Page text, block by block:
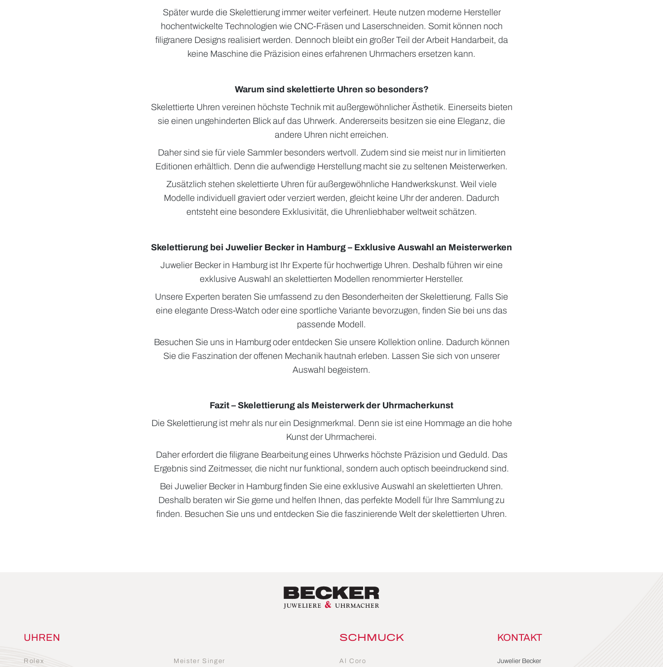
Später wurde die Skelettierung immer weiter verfeinert. Heute nutzen moderne Hersteller
hochentwickelte Technologien wie CNC-Fräsen und Laserschneiden. Somit können noch
filigranere Designs realisiert werden. Dennoch bleibt ein großer Teil der Arbeit Handarbeit, da
keine Maschine die Präzision eines erfahrenen Uhrmachers ersetzen kann.
Warum sind skelettierte Uhren so besonders?
Skelettierte Uhren vereinen höchste Technik mit außergewöhnlicher Ästhetik. Einerseits bieten
sie einen ungehinderten Blick auf das Uhrwerk. Andererseits besitzen sie eine Eleganz, die
andere Uhren nicht erreichen.
Daher sind sie für viele Sammler besonders wertvoll. Zudem sind sie meist nur in limitierten
Editionen erhältlich. Denn die aufwendige Herstellung macht sie zu seltenen Meisterwerken.
Zusätzlich stehen skelettierte Uhren für außergewöhnliche Handwerkskunst. Weil viele
Modelle individuell graviert oder verziert werden, gleicht keine Uhr der anderen. Dadurch
entsteht eine besondere Exklusivität, die Uhrenliebhaber weltweit schätzen.
Skelettierung bei Juwelier Becker in Hamburg – Exklusive Auswahl an Meisterwerken
Juwelier Becker in Hamburg ist Ihr Experte für hochwertige Uhren. Deshalb führen wir eine
exklusive Auswahl an skelettierten Modellen renommierter Hersteller.
Unsere Experten beraten Sie umfassend zu den Besonderheiten der Skelettierung. Falls Sie
eine elegante Dress-Watch oder eine sportliche Variante bevorzugen, finden Sie bei uns das
passende Modell.
Besuchen Sie uns in Hamburg oder entdecken Sie unsere Kollektion online. Dadurch können
Sie die Faszination der offenen Mechanik hautnah erleben. Lassen Sie sich von unserer
Auswahl begeistern.
Fazit – Skelettierung als Meisterwerk der Uhrmacherkunst
Die Skelettierung ist mehr als nur ein Designmerkmal. Denn sie ist eine Hommage an die hohe
Kunst der Uhrmacherei.
Daher erfordert die filigrane Bearbeitung eines Uhrwerks höchste Präzision und Geduld. Das
Ergebnis sind Zeitmesser, die nicht nur funktional, sondern auch optisch beeindruckend sind.
Bei Juwelier Becker in Hamburg finden Sie eine exklusive Auswahl an skelettierten Uhren.
Deshalb beraten wir Sie gerne und helfen Ihnen, das perfekte Modell für Ihre Sammlung zu
finden. Besuchen Sie uns und entdecken Sie die faszinierende Welt der skelettierten Uhren.
UHREN
Rolex Meister Singer
SCHMUCK
Al Coro
KONTAKT
Juwelier Becker